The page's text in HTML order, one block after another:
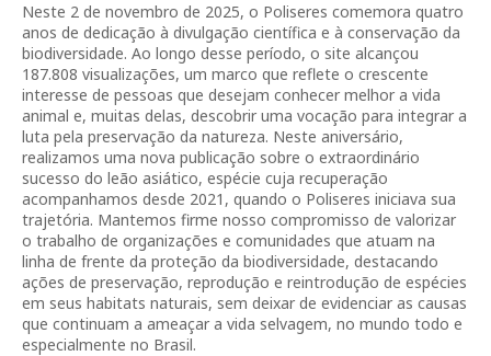
Neste 2 de novembro de 2025, o Poliseres comemora quatro
anos de dedicação à divulgação científica e à conservação da
biodiversidade. Ao longo desse período, o site alcançou
187.808 visualizações, um marco que reflete o crescente
interesse de pessoas que desejam conhecer melhor a vida
animal e, muitas delas, descobrir uma vocação para integrar a
luta pela preservação da natureza. Neste aniversário,
realizamos uma nova publicação sobre o extraordinário
sucesso do leão asiático, espécie cuja recuperação
acompanhamos desde 2021, quando o Poliseres iniciava sua
trajetória. Mantemos firme nosso compromisso de valorizar
o trabalho de organizações e comunidades que atuam na
linha de frente da proteção da biodiversidade, destacando
ações de preservação, reprodução e reintrodução de espécies
em seus habitats naturais, sem deixar de evidenciar as causas
que continuam a ameaçar a vida selvagem, no mundo todo e
especialmente no Brasil.